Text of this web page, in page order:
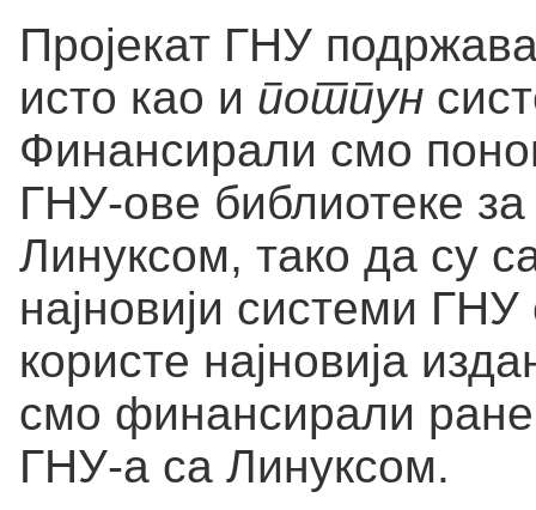
Пројекат ГНУ
исто као и потпун
Финансирали смо
ГНУ-ове библиотеке
Линуксом, тако да су
најновији системи
користе најновија
смо финансирали ране
ГНУ-а са Линуксом.